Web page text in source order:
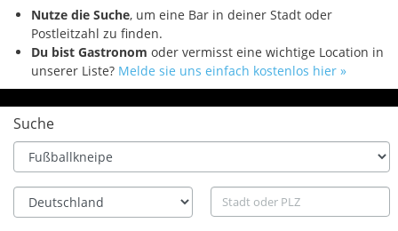
Nutze die Suche, um eine Bar in deiner Stadt oder
Postleitzahl zu finden.
Du bist Gastronom oder vermisst eine wichtige Location in
unserer Liste? Melde sie uns einfach kostenlos hier »
Suche
Type
Land Stadt